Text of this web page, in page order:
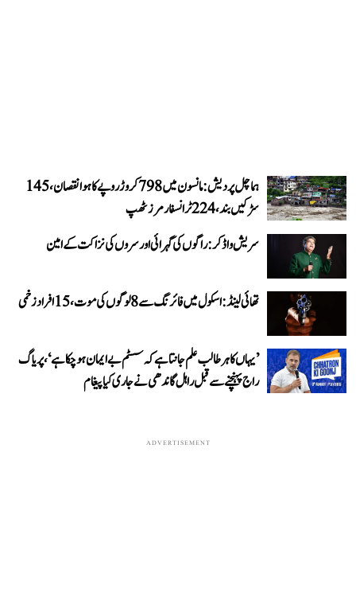
ہماچل پردیش: مانسون میں 798 کروڑ روپے کا ہوا نقصان، 145
سڑکیں بند، 224 ٹرانسفارمرز ٹھپ
سریش واڈکر: راگوں کی گہرائی اور سروں کی نزاکت کے امین
تھائی لینڈ: اسکول میں فائرنگ سے 8 لوگوں کی موت، 15 افراد زخمی
’یہاں کا ہر طالب علم جانتا ہے کہ سسٹم بے ایمان ہو چکا ہے‘، پریاگ
راج پہنچنے سے قبل راہل گاندھی نے جاری کیا پیغام
ADVERTISEMENT